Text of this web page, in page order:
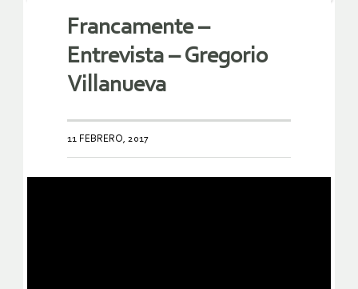
Francamente –
Entrevista – Gregorio
Villanueva
11 FEBRERO, 2017